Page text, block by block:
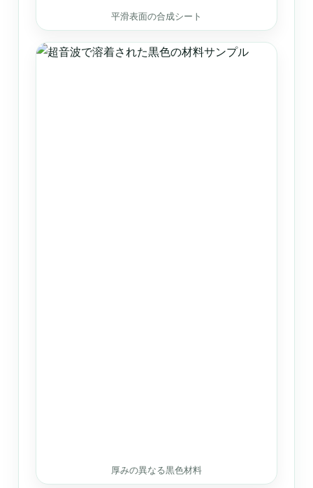
平滑表面の合成シート
厚みの異なる黒色材料